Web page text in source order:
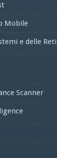
Mobile
e delle Reti
Scanner